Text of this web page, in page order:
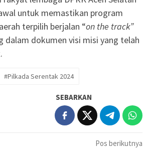
untuk memastikan program
terpilih berjalan “on the track”
dalam dokumen visi misi yang telah
#Pilkada Serentak 2024
SEBARKAN
Pos berikutnya